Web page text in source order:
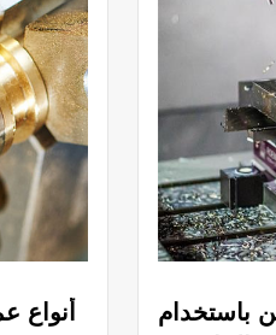
أنواع